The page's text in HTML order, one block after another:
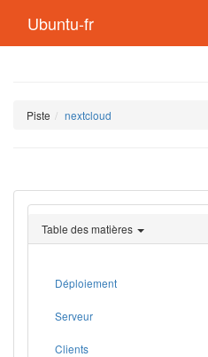
Ubuntu-fr
Piste nextcloud
Table des matières
Déploiement
Serveur
Clients